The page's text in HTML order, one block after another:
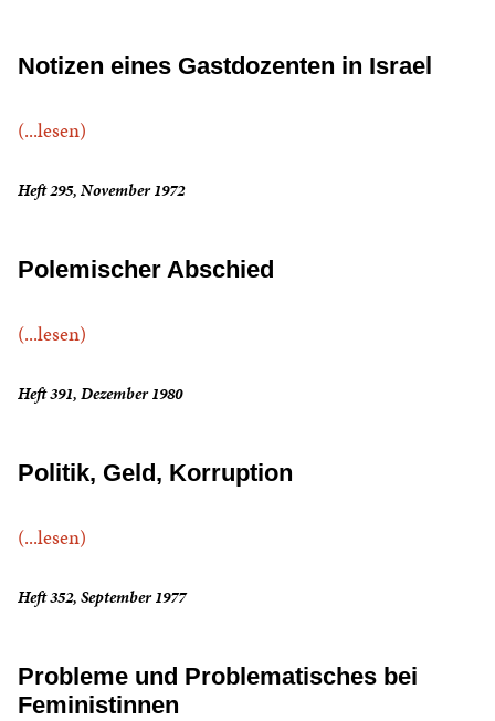
Notizen eines Gastdozenten in Israel
(...lesen)
Heft 295, November 1972
Polemischer Abschied
(...lesen)
Heft 391, Dezember 1980
Politik, Geld, Korruption
(...lesen)
Heft 352, September 1977
Probleme und Problematisches bei
Feministinnen